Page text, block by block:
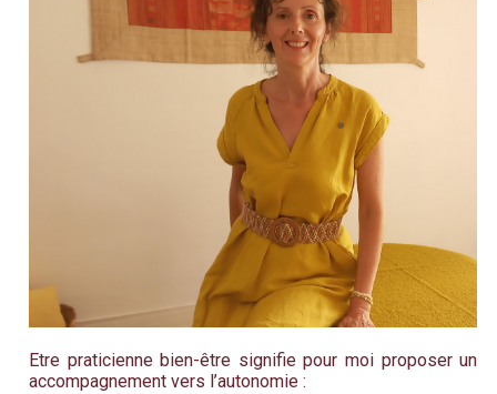
Etre praticienne bien-être signifie pour moi proposer un
accompagnement vers l’autonomie :